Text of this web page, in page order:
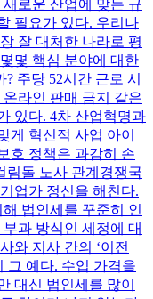
로운 산업에 맞는 규
필요가 있다. 우리나
잘 대처한 나라로 평
몇 핵심 분야에 대한
주당 52시간 근로 시
라인 판매 금지 같은
있다. 4차 산업혁명과
게 혁신적 사업 아이
호 정책은 과감히 손
림돌 노사 관계경쟁국
업가 정신을 해친다.
법인세를 꾸준히 인
과 방식인 세정에 대
와 지사 간의 ‘이전
그 예다. 수입 가격을
대신 법인세를 많이